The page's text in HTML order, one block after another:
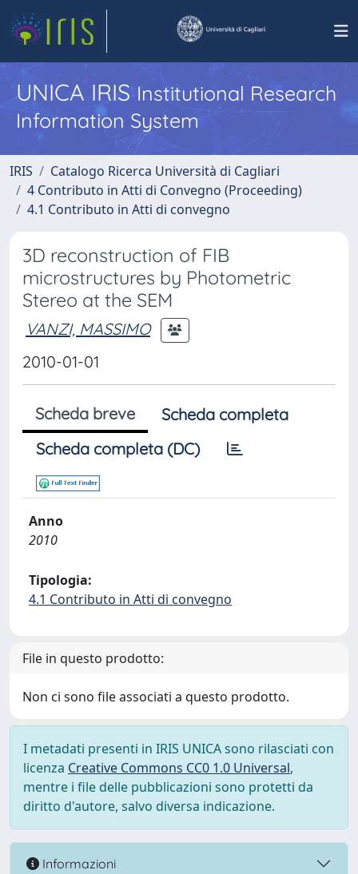
UNICA IRISInstitutional Research
Information System
IRIS
Catalogo Ricerca Università di Cagliari
4 Contributo in Atti di Convegno (Proceeding)
4.1 Contributo in Atti di convegno
3D reconstruction of FIB
microstructures by Photometric
Stereo at the SEM
VANZI, MASSIMO
2010-01-01
Scheda breve
Scheda completa
Scheda completa (DC)
Anno
2010
Tipologia:
4.1 Contributo in Atti di convegno
File in questo prodotto:
Non ci sono file associati a questo prodotto.
I metadati presenti in IRIS UNICA sono rilasciati con
licenza Creative Commons CC0 1.0 Universal,
mentre i file delle pubblicazioni sono protetti da
diritto d'autore, salvo diversa indicazione.
Informazioni